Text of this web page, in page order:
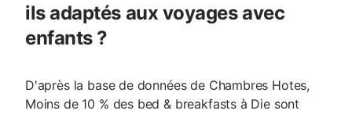
ils adaptés aux voyages avec
enfants ?
D'après la base de données de Chambres Hotes,
Moins de 10 % des bed & breakfasts à Die sont